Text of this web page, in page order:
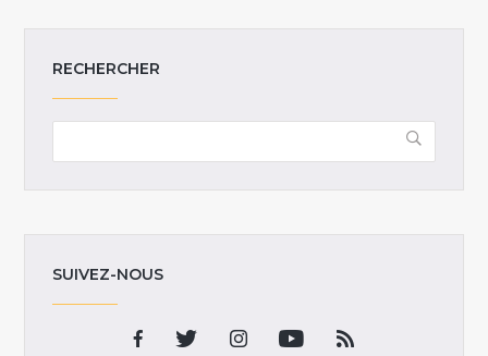
RECHERCHER
SUIVEZ-NOUS